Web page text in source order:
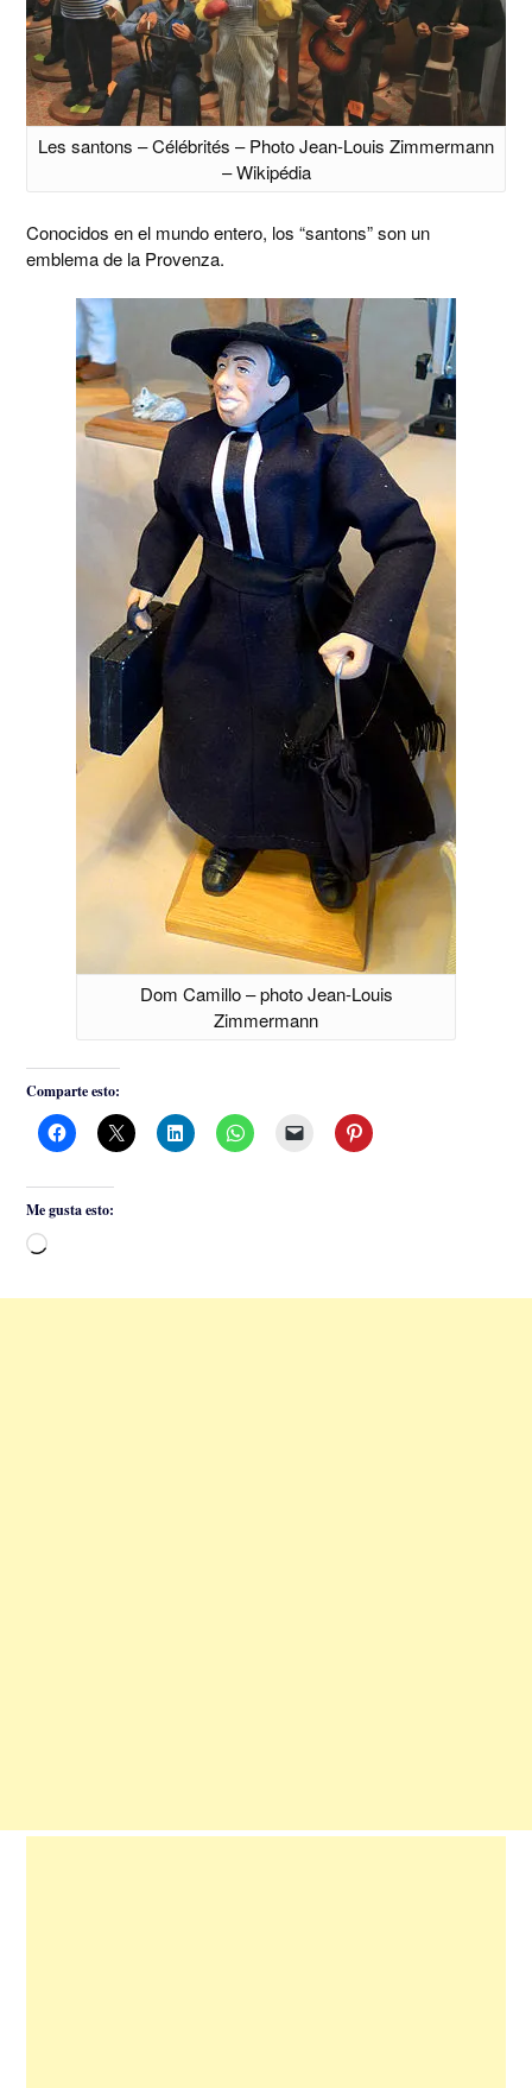
Les santons – Célébrités – Photo Jean-Louis Zimmermann
– Wikipédia
Conocidos en el mundo entero, los “santons” son un
emblema de la Provenza.
Dom Camillo – photo Jean-Louis
Zimmermann
Comparte esto:
Me gusta esto:
Cargando...